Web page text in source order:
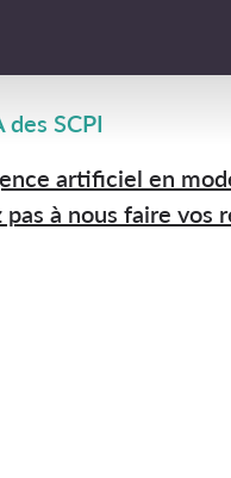
des SCPI
artificiel en
à nous faire vos